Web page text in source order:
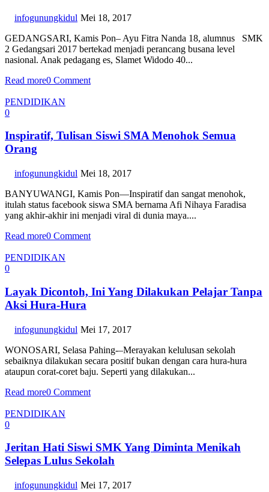
infogunungkidul Mei 18, 2017
GEDANGSARI, Kamis Pon– Ayu Fitra Nanda 18, alumnus SMK
2 Gedangsari 2017 bertekad menjadi perancang busana level
nasional. Anak pedagang es, Slamet Widodo 40...
Read more0 Comment
PENDIDIKAN
0
Inspiratif, Tulisan Siswi SMA Menohok Semua
Orang
infogunungkidul Mei 18, 2017
BANYUWANGI, Kamis Pon—Inspiratif dan sangat menohok,
itulah status facebook siswa SMA bernama Afi Nihaya Faradisa
yang akhir-akhir ini menjadi viral di dunia maya....
Read more0 Comment
PENDIDIKAN
0
Layak Dicontoh, Ini Yang Dilakukan Pelajar Tanpa
Aksi Hura-Hura
infogunungkidul Mei 17, 2017
WONOSARI, Selasa Pahing-–Merayakan kelulusan sekolah
sebaiknya dilakukan secara positif bukan dengan cara hura-hura
ataupun corat-coret baju. Seperti yang dilakukan...
Read more0 Comment
PENDIDIKAN
0
Jeritan Hati Siswi SMK Yang Diminta Menikah
Selepas Lulus Sekolah
infogunungkidul Mei 17, 2017